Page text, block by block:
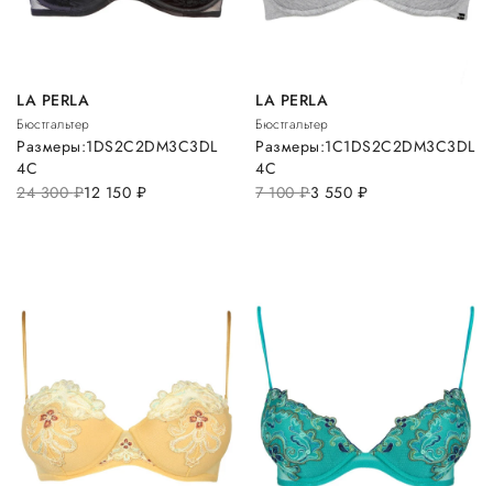
LA PERLA
Бюстгальтер
24 300руб.12 150 руб.
Размеры:1DS2C2DM3C3DL
4C
LA PERLA
Бюстгальтер
7 100руб.3 550 руб.
Размеры:1C1DS2C2DM3C3DL
4C